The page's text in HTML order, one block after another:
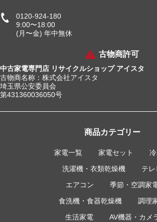
0120-924-180
9:00〜18:00
(月〜金) 年中無休
古物商許可
中古家電専門店 リサイクルショップ アイスタ
古物商名称：株式会社アイスタ
埼玉県公安委員会
第431360036050号
商品カテゴリー
家電一覧 家電セット
洗濯機・衣類乾燥機
テレ
エアコン
季節・空調家
食洗機・食器乾燥機
調理
生活家電
AV機器・カメ